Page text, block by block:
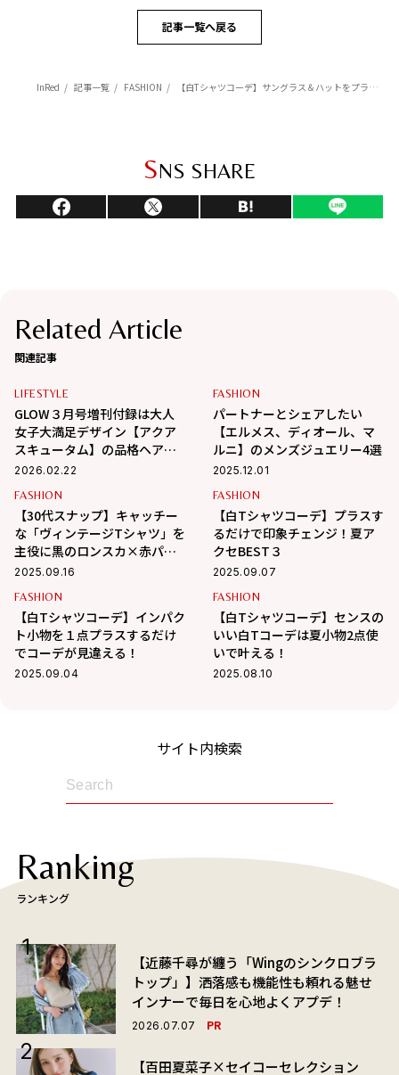
記事一覧へ戻る
InRed 記事一覧 FASHION 【白Tシャツコーデ】サングラス＆ハットをプラスするだけでコーデが洒落る！
SNS SHARE
Related Article
関連記事
LIFESTYLE
GLOW３月号増刊付録は大人
女子大満足デザイン【アクア
スキュータム】の品格ヘアア
クセ2点セット！｜ 読者代表4
2026.02.22
FASHION
パートナーとシェアしたい
【エルメス、ディオール、マ
ルニ】のメンズジュエリー4選
2025.12.01
FASHION
【30代スナップ】キャッチー
な「ヴィンテージTシャツ」を
主役に黒のロンスカ×赤パン
プスでレディな着こなしに
2025.09.16
FASHION
【白Tシャツコーデ】プラスす
るだけで印象チェンジ！夏ア
クセBEST３
2025.09.07
FASHION
【白Tシャツコーデ】インパク
ト小物を１点プラスするだけ
でコーデが見違える！
2025.09.04
FASHION
【白Tシャツコーデ】センスの
いい白Tコーデは夏小物2点使
いで叶える！
2025.08.10
サイト内検索
Ranking
ランキング
【近藤千尋が纏う「Wingのシンクロブラ
トップ」】洒落感も機能性も頼れる魅せ
インナーで毎日を心地よくアプデ！
2026.07.07 PR
【百田夏菜子×セイコーセレクション